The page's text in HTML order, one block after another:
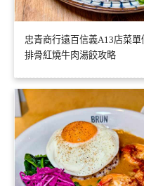
忠青商行遠百信義A13店菜
排骨紅燒牛肉湯餃攻略